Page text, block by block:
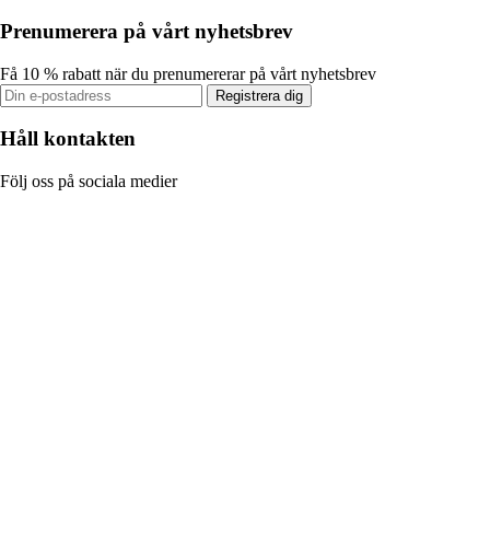
Prenumerera på vårt nyhetsbrev
Få 10 % rabatt när du prenumererar på vårt nyhetsbrev
Registrera dig
Håll kontakten
Följ oss på sociala medier